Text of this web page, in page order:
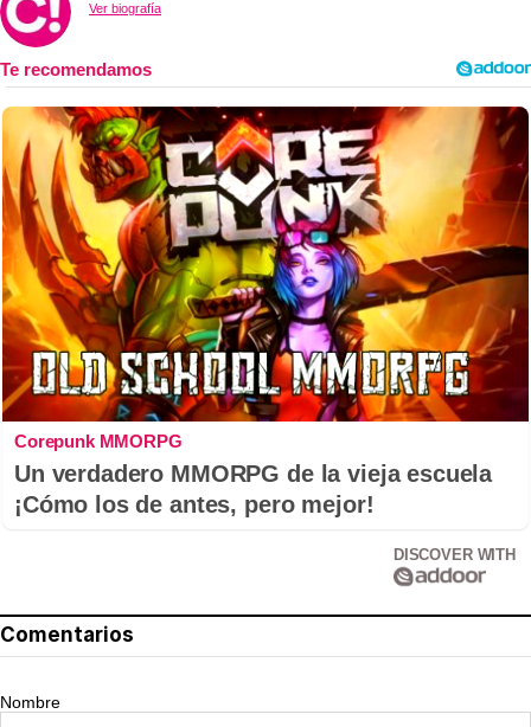
Ver biografía
Corepunk MMORPG
Un verdadero MMORPG de la vieja escuela
¡Cómo los de antes, pero mejor!
DISCOVER WITH
Comentarios
Nombre